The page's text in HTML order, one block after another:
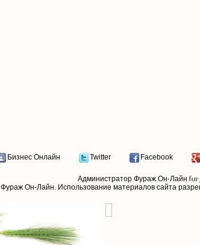
Бизнес Онлайн Twitter Facebook
Администратор Фураж Он-Лайн
Фураж Он-Лайн. Использование материалов сайта